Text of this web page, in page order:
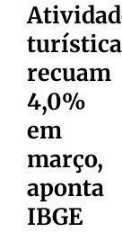
recuam
4,0%
em
março,
aponta
IBGE